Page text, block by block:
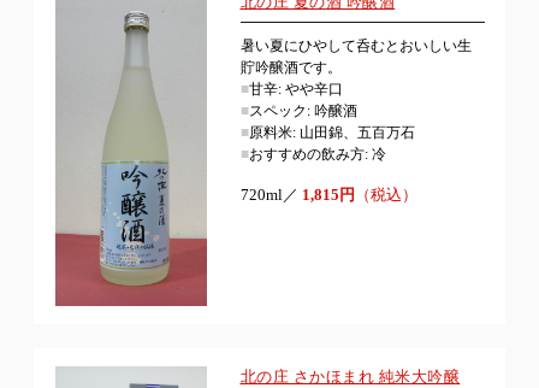
暑い夏にひやして呑むとおいしい生
貯吟醸酒です。
■甘辛: やや辛口
■スペック: 吟醸酒
■原料米: 山田錦、五百万石
■おすすめの飲み方: 冷
720ml／ 1,815円 （税込）
北の庄 さかほまれ 純米大吟醸